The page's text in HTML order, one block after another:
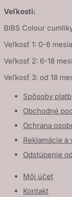
Veľkosti:
BIBS Colour
Veľkosť 1: 0-6
Veľkosť 2: 6-18
Veľkosť 3: od 18
Spôsoby
Obchodné
Ochrana
Reklamácie a
Odstúpenie
Môj účet
Kontakt